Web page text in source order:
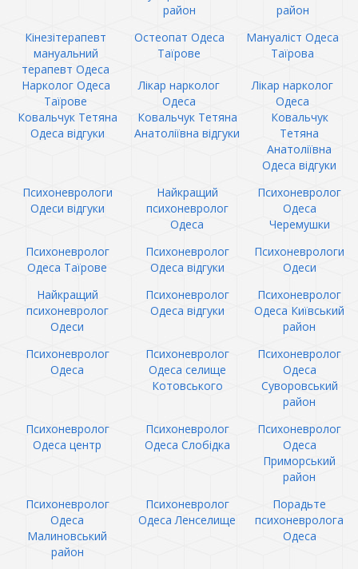
район
район
Кінезітерапевт
мануальний
терапевт Одеса
Остеопат Одеса
Таїрове
Мануаліст Одеса
Таїрова
Нарколог Одеса
Таїрове
Лікар нарколог
Одеса
Лікар нарколог
Одеса
Ковальчук Тетяна
Одеса відгуки
Ковальчук Тетяна
Анатоліївна відгуки
Ковальчук
Тетяна
Анатоліївна
Одеса відгуки
Психоневрологи
Одеси відгуки
Найкращий
психоневролог
Одеса
Психоневролог
Одеса
Черемушки
Психоневролог
Одеса Таїрове
Психоневролог
Одеса відгуки
Психоневрологи
Одеси
Найкращий
психоневролог
Одеси
Психоневролог
Одеса відгуки
Психоневролог
Одеса Київський
район
Психоневролог
Одеса
Психоневролог
Одеса селище
Котовського
Психоневролог
Одеса
Суворовський
район
Психоневролог
Одеса центр
Психоневролог
Одеса Слобідка
Психоневролог
Одеса
Приморський
район
Психоневролог
Одеса
Малиновський
район
Психоневролог
Одеса Ленселище
Порадьте
психоневролога
Одеса